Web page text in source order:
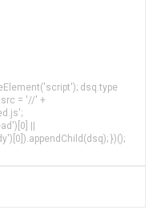
dsq.type
= '//' +
||
})();